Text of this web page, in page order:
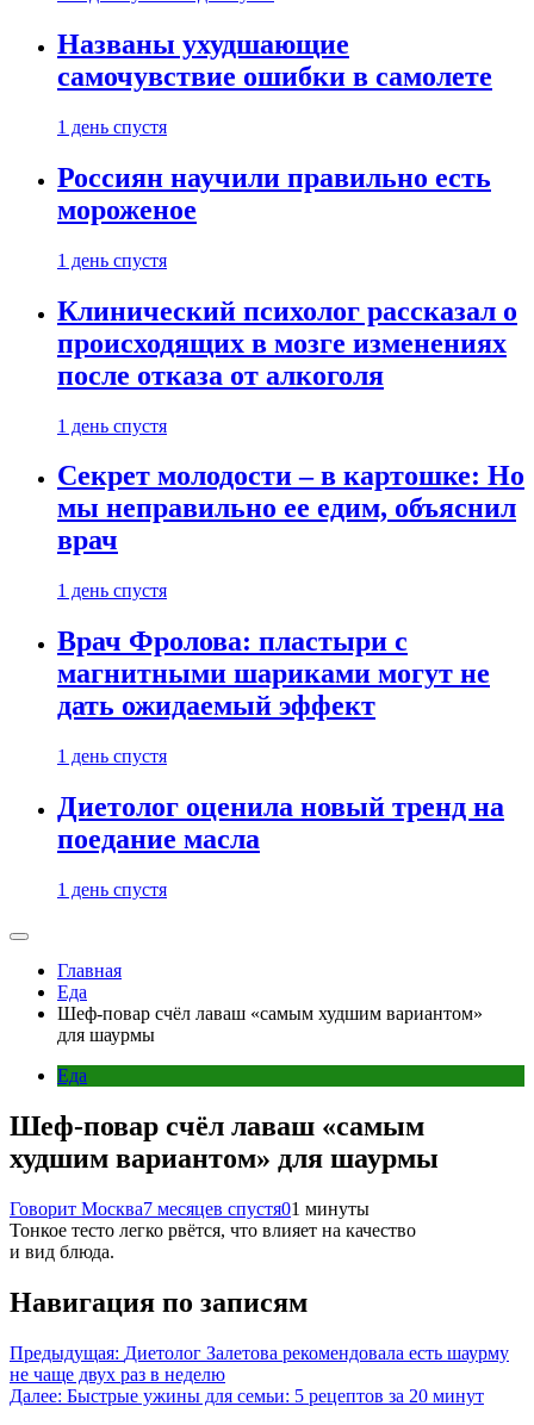
Названы ухудшающие
самочувствие ошибки в самолете
1 день спустя
Россиян научили правильно есть
мороженое
1 день спустя
Клинический психолог рассказал о
происходящих в мозге изменениях
после отказа от алкоголя
1 день спустя
Секрет молодости – в картошке: Но
мы неправильно ее едим, объяснил
врач
1 день спустя
Врач Фролова: пластыри с
магнитными шариками могут не
дать ожидаемый эффект
1 день спустя
Диетолог оценила новый тренд на
поедание масла
1 день спустя
Главная
Еда
Шеф-повар счёл лаваш «самым худшим вариантом»
для шаурмы
Еда
Шеф-повар счёл лаваш «самым
худшим вариантом» для шаурмы
Говорит Москва7 месяцев спустя01 минуты
Тонкое тесто легко рвётся, что влияет на качество
и вид блюда.
Навигация по записям
Предыдущая: Диетолог Залетова рекомендовала есть шаурму
не чаще двух раз в неделю
Далее: Быстрые ужины для семьи: 5 рецептов за 20 минут